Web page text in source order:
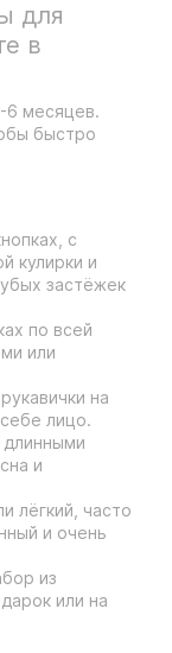
для
в
6 месяцев.
быстро
с
кулирки и
застёжек
по всей
или
на
лицо.
длинными
и
лёгкий, часто
и очень
из
или на